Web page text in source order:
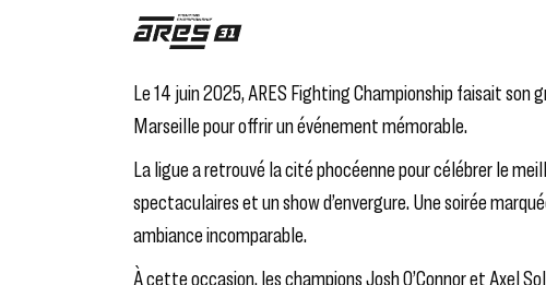
Le 14 juin 2025,ARES Fighting Championshipfaisait son
Marseillepour offrir un événement mémorable.
La ligue a retrouvé la cité phocéenne pour célébrer le
spectaculaires et un show d’envergure. Une soirée
ambiance incomparable.
À cette occasion, les championsJosh O’ConnoretAxel